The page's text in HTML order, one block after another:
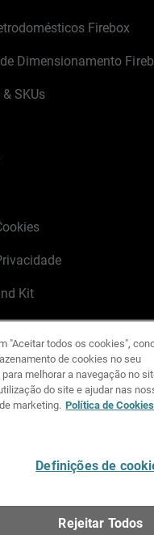
Firebox
Dimensionamento
SKUs
Kit
FacebookInstagram
YouTube
"Aceitar todos os cookies",
de cookies no seu
melhorar a navegação no
do site e ajudar nas
marketing. Política de Cookies
Definições de
Rejeitar Todos